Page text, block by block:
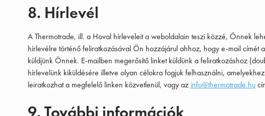
8. Hírlevél
A Thermotrade, ill. a Hoval hírleveleit a weboldalain teszi közzé, Önnek
hírlevélre történő feliratkozásával Ön hozzájárul ahhoz, hogy e-mail címét
küldjünk Önnek. E-mailben megerősítő linket küldünk a feliratkozáshoz
hírlevelünk kiküldésére illetve olyan célokra fogjuk felhasználni,
leiratkozhat a megfelelő linken közvetlenül, vagy az info@thermotrade.hu